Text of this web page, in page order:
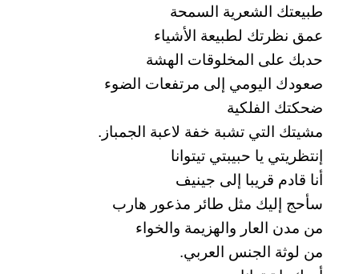
طبيعتك الشعرية السمحة
عمق نظرتك لطبيعة الأشياء
حدبك على المخلوقات الهشة
صعودك اليومي إلى مرتفعات الضوء
ضحكتك الفلكية
مشيتك التي تشبة خفة لاعبة الجمباز.
إنتظريتي يا حبيبتي تيتوانا
أنا قادم قريبا إلى جينيف
سأحج إليك مثل طائر مذعور هارب
من مدن العار والهزيمة والخواء
من لوثة الجنس العربي.